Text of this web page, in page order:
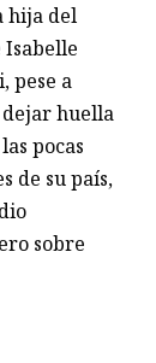
hija del
pese a
huella
pocas
de su país,
sobre